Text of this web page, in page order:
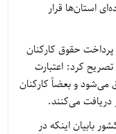
استان‌ها قرار
پرداخت حقوق کارکنان
کرد: اعتبارت
و بعضاً کارکنان
دریافت می‌کنند.
بابیان اینکه در